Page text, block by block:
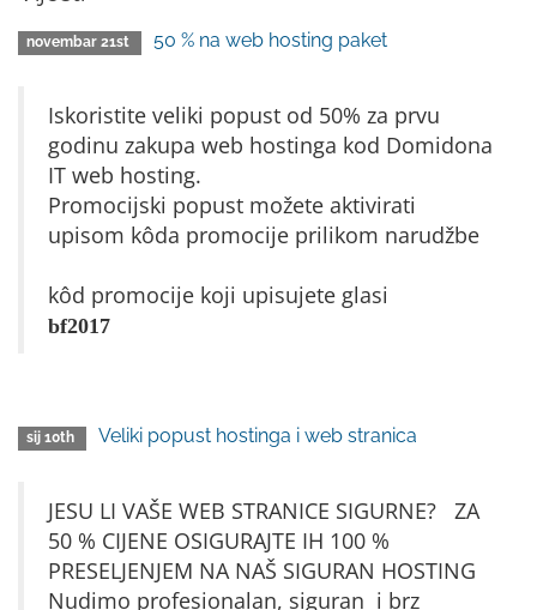
novembar 21st 50 % na web hosting paket
Iskoristite veliki popust od 50% za prvu
godinu zakupa web hostinga kod Domidona
IT web hosting.
Promocijski popust možete aktivirati
upisom kôda promocije prilikom narudžbe
kôd promocije koji upisujete glasi
bf2017
sij 10th Veliki popust hostinga i web stranica
JESU LI VAŠE WEB STRANICE SIGURNE? ZA
50 % CIJENE OSIGURAJTE IH 100 %
PRESELJENJEM NA NAŠ SIGURAN HOSTING
Nudimo profesionalan, siguran i brz